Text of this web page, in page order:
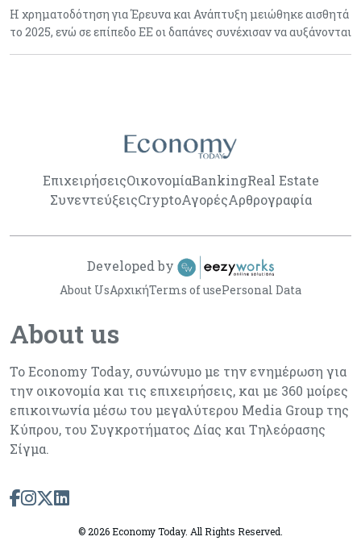
Η χρηματοδότηση για Έρευνα και Ανάπτυξη μειώθηκε αισθητά
το 2025, ενώ σε επίπεδο ΕΕ οι δαπάνες συνέχισαν να αυξάνονται
ΕπιχειρήσειςΟικονομίαBankingReal Estate
ΣυνεντεύξειςCryptoΑγορέςΑρθρογραφία
About us
Το Economy Today, συνώνυμο με την ενημέρωση για
την οικονομία και τις επιχειρήσεις, και με 360 μοίρες
επικοινωνία μέσω του μεγαλύτερου Media Group της
Κύπρου, του Συγκροτήματος Δίας και Τηλεόρασης
Σίγμα.
About UsΑρχικήTerms of usePersonal Data
Developed by
©2026 Economy Today. All Rights Reserved.